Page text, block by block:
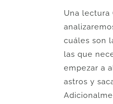
Una lectura
cuáles son
las que
empezar a
astros y